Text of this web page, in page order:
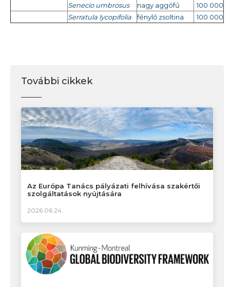
Senecio umbrosus
nagy aggófű
100 000
Serratula lycopifolia
fénylő zsoltina 100 000
További cikkek
Az Európa Tanács pályázati felhívása szakértői
szolgáltatások nyújtására
2026.06.24.